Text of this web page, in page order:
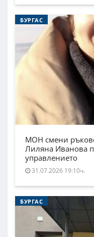
БУРГАС
МОН смени
Лиляна Иванова
управлението
31.07.2026 19:10ч.
БУРГАС